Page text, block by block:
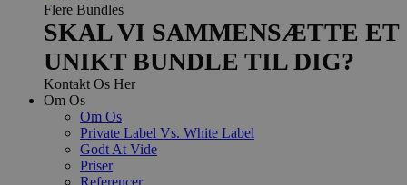
Flere Bundles
SKAL VI SAMMENSÆTTE ET
UNIKT BUNDLE TIL DIG?
Kontakt Os Her
Om Os
Om Os
Private Label Vs. White Label
Godt At Vide
Priser
Referencer